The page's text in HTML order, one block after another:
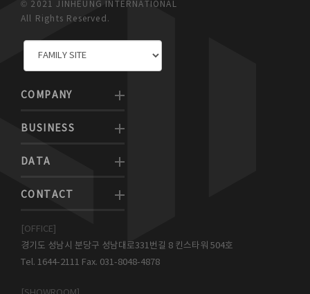
© 2021 JINHEUNG INTERNATIONAL
All Rights Reserved.
COMPANY
BUSINESS
DATA
CONTACT
[OFFICE]
경기도 성남시 분당구 성남대로331번길 8 킨스타워 504호
Tel. 1644-2111 Fax. 031-8048-4878